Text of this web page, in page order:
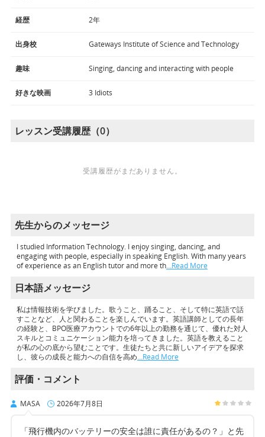
経歴 2年
出身校 Gateways Institute of Science and Technology
趣味 Singing, dancing and interacting with people
好きな映画 3 Idiots
レッスン受講履歴（0）
受講履歴がまだありません。
先生からのメッセージ
I studied Information Technology. I enjoy singing, dancing, and
engaging with people, especially in speaking English. With many years
of experience as an English tutor and more th…Read More
日本語メッセージ
私は情報技術を学びました。歌うこと、踊ること、そして特に英語で話
すことなど、人と関わることを楽しんでいます。英語講師としての長年
の経験と、BPO医療アカウントでの6年以上の勤務を通じて、優れた対人
スキルとコミュニケーション能力を培ってきました。英語を教えること
が私の心の底から望むことです。生徒たちと共に新しいアイデアを探求
し、彼らの成長と能力への自信を高め…Read More
評価・コメント
MASA 2026年7月8日
「飛行機内のバッテリーの安全は誰に責任があるの？」と先